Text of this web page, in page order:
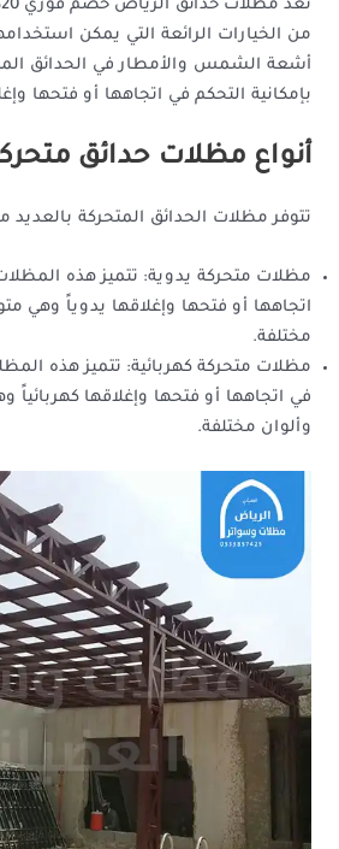
من الخيارات الرائعة التي يمكن
أشعة الشمس والأمطار في الحدائق
بإمكانية التحكم في اتجاهها أو فتحها
أنواع مظلات حدائق
تتوفر مظلات الحدائق المتحركة بالعديد
مظلات متحركة يدوية: تتميز هذه
اتجاهها أو فتحها وإغلاقها يدوياً وهي
مختلفة.
مظلات متحركة كهربائية: تتميز هذه
في اتجاهها أو فتحها وإغلاقها كهربائياً
وألوان مختلفة.